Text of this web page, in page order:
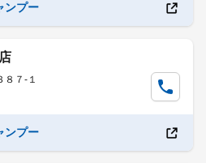
ンプー
８７-１
ンプー